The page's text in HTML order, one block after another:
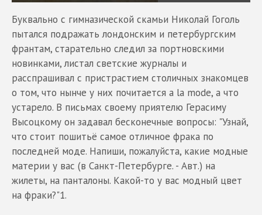
Буквально с гимназической скамьи Николай Гоголь
пытался подражать лондонским и петербургским
франтам, старательно следил за портновскими
новинками, листал светские журналы и
расспрашивал с пристрастием столичных знакомцев
о том, что нынче у них почитается a la mode, а что
устарело. В письмах своему приятелю Герасиму
Высоцкому он задавал бесконечные вопросы: "Узнай,
что стоит пошитьё самое отличное фрака по
последней моде. Напиши, пожалуйста, какие модные
материи у вас (в Санкт-Петербурге. - Авт.) на
жилеты, на панталоны. Какой-то у вас модный цвет
на фраки?"1.